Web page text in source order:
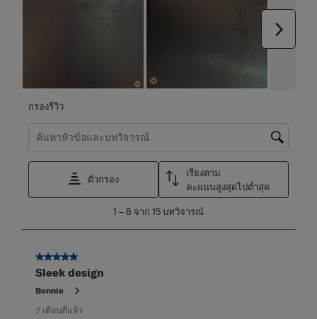
กรองรีวิว
ค้นหาหัวข้อและตรวจสอบภูมิภาคการค้นหา
ตัวกรอง
เรียงตาม
คะแนนสูงสุดไปต่ำสุด
8
วิจารณ์
1 –8 จาก 15บทวิจารณ์
5 จาก 5 ดาว
Sleek design
Bonnie
7 เดือนที่แล้ว